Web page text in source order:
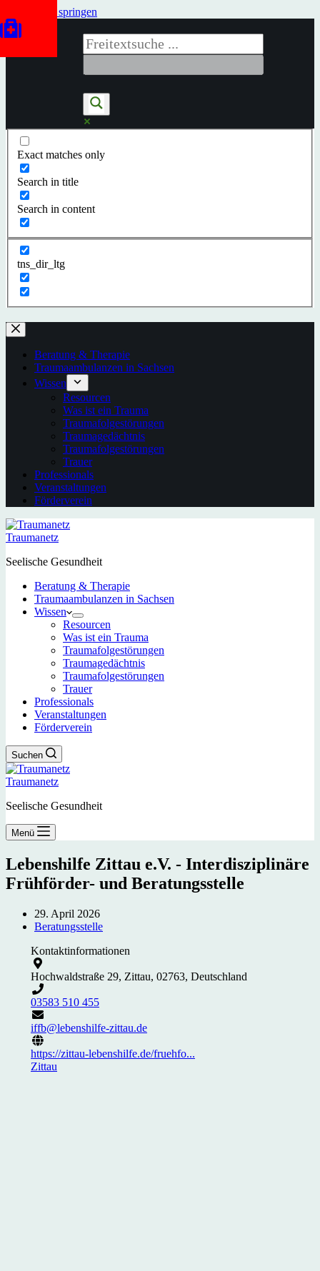
Zum Inhalt springen
Exact matches only
Search in title
Search in content
tns_dir_ltg
Beratung & Therapie
Traumaambulanzen in Sachsen
Wissen
Resourcen
Was ist ein Trauma
Traumafolgestörungen
Traumagedächtnis
Traumafolgestörungen
Trauer
Professionals
Veranstaltungen
Förderverein
Traumanetz
Seelische Gesundheit
Beratung & Therapie
Traumaambulanzen in Sachsen
Wissen
Resourcen
Was ist ein Trauma
Traumafolgestörungen
Traumagedächtnis
Traumafolgestörungen
Trauer
Professionals
Veranstaltungen
Förderverein
Suchen
Traumanetz
Seelische Gesundheit
Menü
Lebenshilfe Zittau e.V. - Interdisziplinäre
Frühförder- und Beratungsstelle
29. April 2026
Beratungsstelle
Kontaktinformationen
Hochwaldstraße 29, Zittau, 02763, Deutschland
03583 510 455
iffb@lebenshilfe-zittau.de
https://zittau-lebenshilfe.de/fruehfo...
Zittau